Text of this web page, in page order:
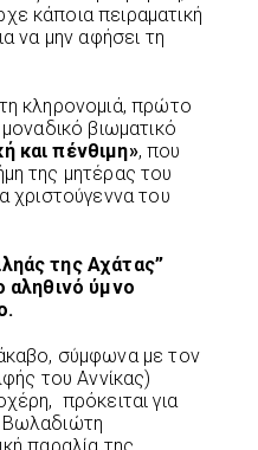
κάποια πειραματική
να μην αφήσει τη
κληρονομιά, πρώτο
βιωματικό
και πένθιμη», που
της μητέρας του
χριστούγεννα του
της Αχάτας”
αληθινό ύμνο
σύμφωνα με τον
του Αννίκας)
πρόκειται για